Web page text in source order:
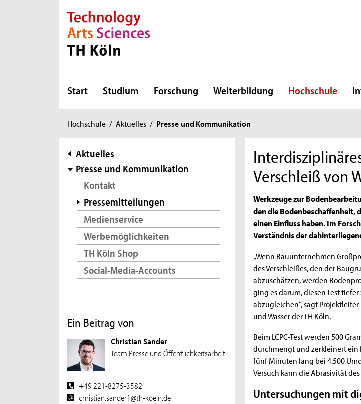
Direkt zur Hauptnavigation
Direkt zur Subnavigation
Direkt zum Inhalt
Direkt zum Fußbereich
Start Studium Forschung Weiterbildung Hochschule
Sie
hier:
Hochschule / Aktuelles / Presse und Kommunikation
Subnavigation
Aktuelles
Presse und Kommunikation
Kontakt
Pressemitteilungen
Medienservice
Werbemöglichkeiten
TH Köln Shop
Social-Media-Accounts
Ein Beitrag von
Christian Sander
Team Presse und Öffentlichkeitsarbeit
+49 221-8275-3582
christian.sander1@th-koeln.de
Verschleiß von
Werkzeuge zur
den die Bodenbeschaffenheit,
einen Einfluss haben. Im
Verständnis der
„Wenn Bauunternehmen
des Verschleißes, den der
abzuschätzen, werden
ging es darum, diesen Test
abzugleichen“, sagt
und Wasser der TH Köln.
Beim LCPC-Test werden 500
durchmengt und zerkleinert
fünf Minuten lang bei 4.500
Versuch kann die Abrasivität
Untersuchungen mit